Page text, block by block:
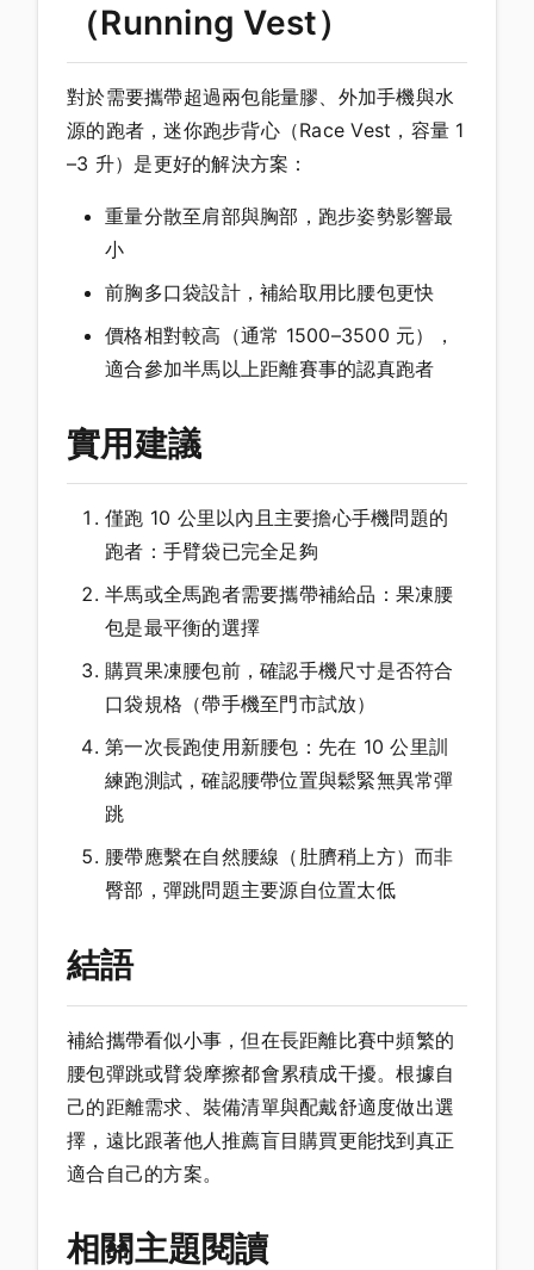
（Running Vest）
對於需要攜帶超過兩包能量膠、外加手機與水
源的跑者，迷你跑步背心（Race Vest，容量 1
–3 升）是更好的解決方案：
重量分散至肩部與胸部，跑步姿勢影響最
小
前胸多口袋設計，補給取用比腰包更快
價格相對較高（通常 1500–3500 元），
適合參加半馬以上距離賽事的認真跑者
實用建議
僅跑 10 公里以內且主要擔心手機問題的
跑者：手臂袋已完全足夠
半馬或全馬跑者需要攜帶補給品：果凍腰
包是最平衡的選擇
購買果凍腰包前，確認手機尺寸是否符合
口袋規格（帶手機至門市試放）
第一次長跑使用新腰包：先在 10 公里訓
練跑測試，確認腰帶位置與鬆緊無異常彈
跳
腰帶應繫在自然腰線（肚臍稍上方）而非
臀部，彈跳問題主要源自位置太低
結語
補給攜帶看似小事，但在長距離比賽中頻繁的
腰包彈跳或臂袋摩擦都會累積成干擾。根據自
己的距離需求、裝備清單與配戴舒適度做出選
擇，遠比跟著他人推薦盲目購買更能找到真正
適合自己的方案。
相關主題閱讀